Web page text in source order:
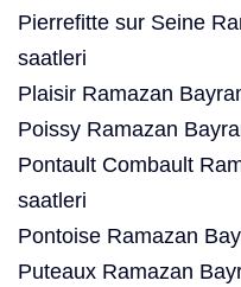
Pierrefitte sur Seine
saatleri
Plaisir Ramazan
Poissy Ramazan
Pontault Combault
saatleri
Pontoise Ramazan
Puteaux Ramazan